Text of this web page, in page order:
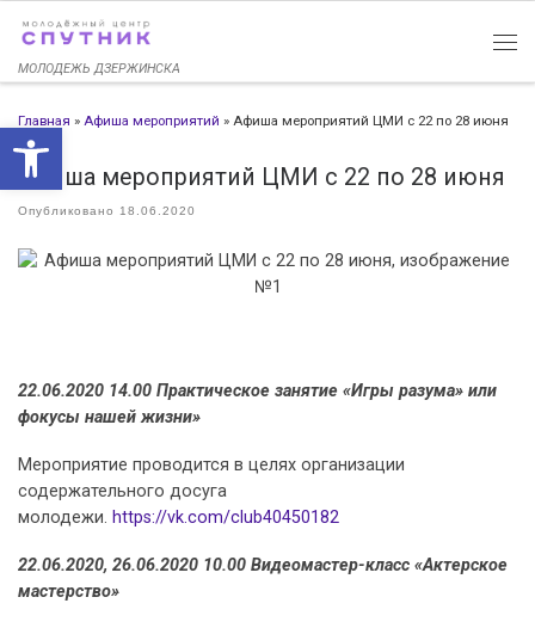
Открыть панель
Перейти к содержимому
МОЛОДЕЖЬ ДЗЕРЖИНСКА
Главная » Афиша мероприятий » Афиша мероприятий ЦМИ с 22 по 28 июня
Афиша мероприятий ЦМИ с 22 по 28 июня
Опубликовано 18.06.2020
22.06.2020 14.00 Практическое занятие «Игры разума» или
фокусы нашей жизни»
Мероприятие проводится в целях организации
содержательного досуга
молодежи. https://vk.com/club40450182
22.06.2020, 26.06.2020 10.00 Видеомастер-класс «Актерское
мастерство»